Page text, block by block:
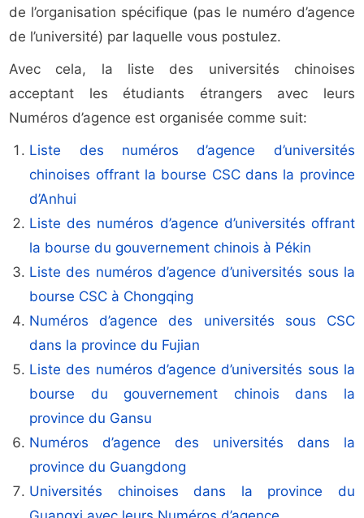
de l’organisation spécifique (pas le numéro d’agence
de l’université) par laquelle vous postulez.
Avec cela, la liste des universités chinoises
acceptant les étudiants étrangers avec leurs
Numéros d’agence est organisée comme suit:
Liste des numéros d’agence d’universités
chinoises offrant la bourse CSC dans la province
d’Anhui
Liste des numéros d’agence d’universités offrant
la bourse du gouvernement chinois à Pékin
Liste des numéros d’agence d’universités sous la
bourse CSC à Chongqing
Numéros d’agence des universités sous CSC
dans la province du Fujian
Liste des numéros d’agence d’universités sous la
bourse du gouvernement chinois dans la
province du Gansu
Numéros d’agence des universités dans la
province du Guangdong
Universités chinoises dans la province du